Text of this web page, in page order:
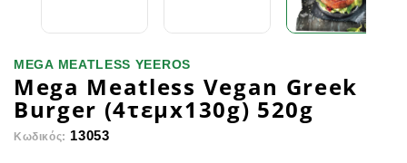
MEGA MEATLESS YEEROS
Mega Meatless Vegan Greek
Burger (4τεμx130g) 520g
Κωδικός: 13053